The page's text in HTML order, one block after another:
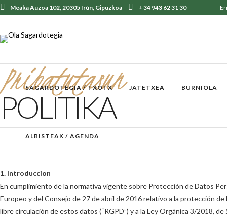
Meaka Auzoa 102, 20305 Irún, Gipuzkoa + 34 943 62 31 30
SAGARDOTEGIA / TXOTX JATETXEA BURNIOLA
ALBISTEAK / AGENDA
Pribatutasun
POLITIKA
1. Introduccion
En cumplimiento de la normativa vigente sobre Protección de Datos
Europeo y del Consejo de 27 de abril de 2016 relativo a la protección
libre circulación de estos datos (“RGPD”) y a la Ley Orgánica 3/2018,